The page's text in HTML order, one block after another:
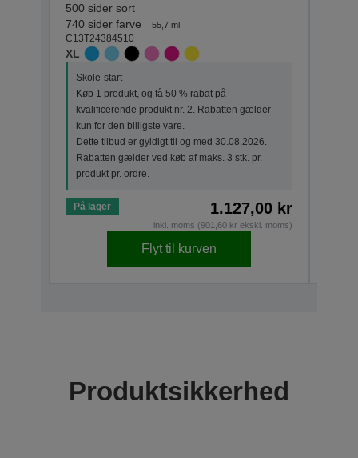
500 sider sort
740 sider farve
55,7 ml
C13T24384510
XL
Skole-start
Køb 1 produkt, og få 50 % rabat på
kvalificerende produkt nr. 2. Rabatten gælder
kun for den billigste vare.
Dette tilbud er gyldigt til og med 30.08.2026.
Rabatten gælder ved køb af maks. 3 stk. pr.
produkt pr. ordre.
På lager 1.127,00 kr
inkl. moms (901,60 kr ekskl. moms)
Flyt til kurven
Produktsikkerhed